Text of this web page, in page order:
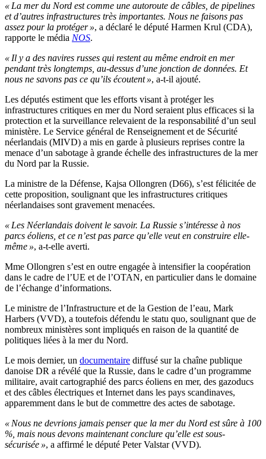
« La mer du Nord est comme une autoroute de câbles, de pipelines
et d’autres infrastructures très importantes. Nous ne faisons pas
assez pour la protéger », a déclaré le député Harmen Krul (CDA),
rapporte le média NOS.
« Il y a des navires russes qui restent au même endroit en mer
pendant très longtemps, au-dessus d’une jonction de données. Et
nous ne savons pas ce qu’ils écoutent », a-t-il ajouté.
Les députés estiment que les efforts visant à protéger les
infrastructures critiques en mer du Nord seraient plus efficaces si la
protection et la surveillance relevaient de la responsabilité d’un seul
ministère. Le Service général de Renseignement et de Sécurité
néerlandais (MIVD) a mis en garde à plusieurs reprises contre la
menace d’un sabotage à grande échelle des infrastructures de la mer
du Nord par la Russie.
La ministre de la Défense, Kajsa Ollongren (D66), s’est félicitée de
cette proposition, soulignant que les infrastructures critiques
néerlandaises sont gravement menacées.
« Les Néerlandais doivent le savoir. La Russie s’intéresse à nos
parcs éoliens, et ce n’est pas parce qu’elle veut en construire elle-
même », a-t-elle averti.
Mme Ollongren s’est en outre engagée à intensifier la coopération
dans le cadre de l’UE et de l’OTAN, en particulier dans le domaine
de l’échange d’informations.
Le ministre de l’Infrastructure et de la Gestion de l’eau, Mark
Harbers (VVD), a toutefois défendu le statu quo, soulignant que de
nombreux ministères sont impliqués en raison de la quantité de
politiques liées à la mer du Nord.
Le mois dernier, un documentaire diffusé sur la chaîne publique
danoise DR a révélé que la Russie, dans le cadre d’un programme
militaire, avait cartographié des parcs éoliens en mer, des gazoducs
et des câbles électriques et Internet dans les pays scandinaves,
apparemment dans le but de commettre des actes de sabotage.
« Nous ne devrions jamais penser que la mer du Nord est sûre à 100
%, mais nous devons maintenant conclure qu’elle est sous-
sécurisée », a affirmé le député Peter Valstar (VVD).